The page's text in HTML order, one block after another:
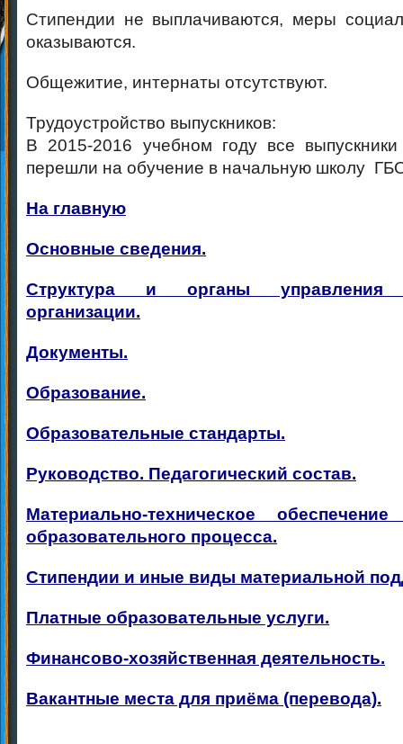
Стипендии не выплачиваются, меры
оказываются.
Общежитие, интернаты отсутствуют.
Трудоустройство выпускников:
В 2015-2016 учебном году все
перешли на обучение в начальную школу
На главную
Основные сведения.
Структура и органы управления
организации.
Документы.
Образование.
Образовательные стандарты.
Руководство. Педагогический состав.
Материально-техническое
образовательного процесса.
Стипендии и иные виды материальной
Платные образовательные услуги.
Финансово-хозяйственная деятельность.
Вакантные места для приёма (перевода).